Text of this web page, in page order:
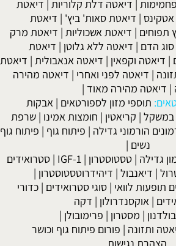
| דיאטה דלת קלוריות | דיאטת
| דיאטת סאות' ביץ' | דיאטת
תפוחים | דיאטת אשכוליות | דיאטת מרק
הדם | דיאטה ללא גלוטן | דיאטת
| דיאטה וקפאין | דיאטה אנאבולית | דיאטת
| דיאטה לפני ואחרי | דיאטה מהירה
| דיאטה מהירה מאוד |
תוספי מזון לספורטאים | אבקות
במשקל | קריאטין | חומצות אמינו |שרפת
הורמוני גדילה | פיתוח גוף | פיתוח גוף
נשים |
גדילה |טסטוסטרון |
IGF-1
|סטרואידים
| דיאנבול | דיהידרוטסטוסטרון |
תופעות לוואי | סוגי סטרואידים | כדורי
| אוקסנדרולון | דקה
בולדנון | מסטרון | פרימובולן |
ותזונה | פורום פיתוח גוף וכושר
הצהרת נגישות